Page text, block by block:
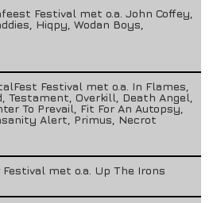
Festival met o.a. John Coffey,
Hiqpy, Wodan Boys,
Festival met o.a. In Flames,
Testament, Overkill, Death Angel,
To Prevail, Fit For An Autopsy,
Alert, Primus, Necrot
met o.a. Up The Irons